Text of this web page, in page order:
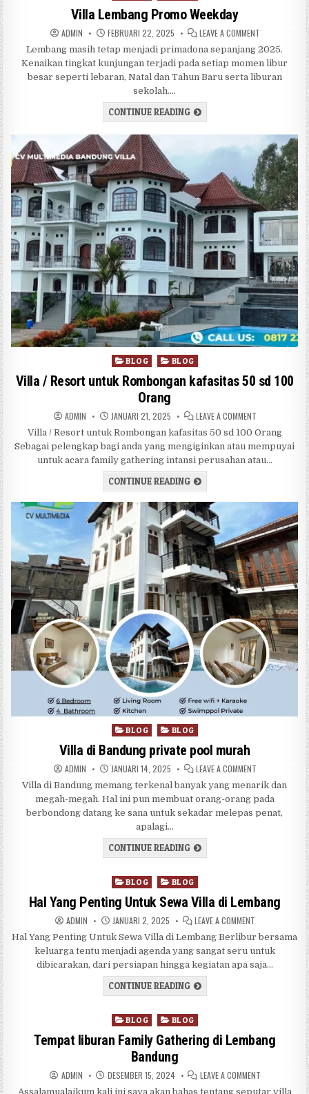
Villa Lembang Promo Weekday
AUTHOR:
ADMIN PUBLISHED DATE:
FEBRUARI 22, 2025 LEAVE A COMMENT ON VILLA
Lembang masih tetap menjadi primadona sepanjang 2025.
Kenaikan tingkat kunjungan terjadi pada setiap momen libur
besar seperti lebaran, Natal dan Tahun Baru serta liburan
sekolah….
CONTINUE READINGVILLA LEMBANG PROMO
Posted in
BLOG BLOG
Villa / Resort untuk Rombongan kafasitas 50 sd 100
Orang
AUTHOR:
ADMIN PUBLISHED DATE:
JANUARI 21, 2025 LEAVE A COMMENT ON VILLA /
Villa / Resort untuk Rombongan kafasitas 50 sd 100 Orang
Sebagai pelengkap bagi anda yang mengiginkan atau mempuyai
untuk acara family gathering intansi perusahan atau…
CONTINUE READINGVILLA / RESORT UNTUK
Posted in
BLOG BLOG
Villa di Bandung private pool murah
AUTHOR:
ADMIN PUBLISHED DATE:
JANUARI 14, 2025 LEAVE A COMMENT ON VILLA DI
Villa di Bandung memang terkenal banyak yang menarik dan
megah-megah. Hal ini pun membuat orang-orang pada
berbondong datang ke sana untuk sekadar melepas penat,
apalagi…
CONTINUE READINGVILLA DI BANDUNG PRIVATE
Posted in
BLOG BLOG
Hal Yang Penting Untuk Sewa Villa di Lembang
AUTHOR:
ADMIN PUBLISHED DATE:
JANUARI 2, 2025 LEAVE A COMMENT ON HAL YANG
Hal Yang Penting Untuk Sewa Villa di Lembang Berlibur bersama
keluarga tentu menjadi agenda yang sangat seru untuk
dibicarakan, dari persiapan hingga kegiatan apa saja…
CONTINUE READINGHAL YANG PENTING UNTUK
Posted in
BLOG BLOG
Tempat liburan Family Gathering di Lembang
Bandung
AUTHOR:
ADMIN PUBLISHED DATE:
DESEMBER 15, 2024 LEAVE A COMMENTON TEMPAT
Assalamualaikum kali ini saya akan bahas tentang seputar villa